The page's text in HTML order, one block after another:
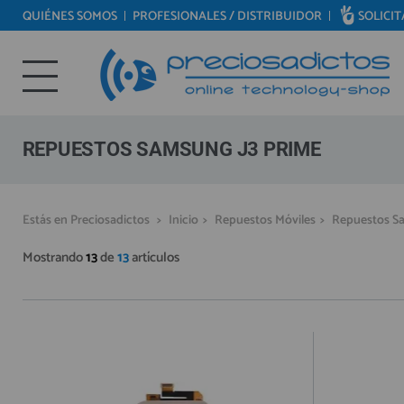
REPUESTOS MÓVILES
REPUESTOS TABLET
REPUESTOS VIDEOCONSOLAS
REPUESTOS OTROS DISPOSITIVOS
Bienvenid@ otra vez
YA SOY CLIENTE
Recordarme ¿Olvidó su contraseña?Recordar aquí
QUIÉNES SOMOS PROFESIONALES / DISTRIBUIDOR
REPUESTOS SAMSUNG J3 PRIME
Estás en Preciosadictos > Inicio > Repuestos Móviles > Repuestos
Mostrando13de13artículos